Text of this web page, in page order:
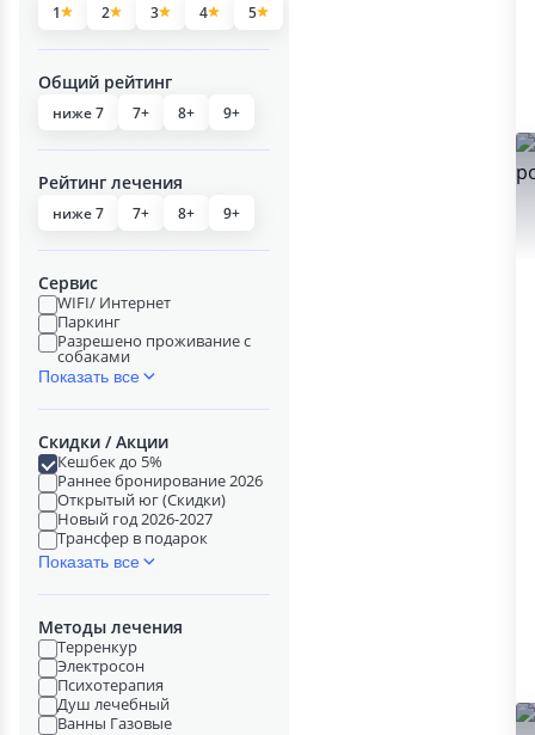
1 2 3 4 5
Общий рейтинг
ниже 7 7+ 8+ 9+
Рейтинг лечения
ниже 7 7+ 8+ 9+
Сервис
WIFI/ Интернет
Паркинг
Разрешено проживание с
собаками
Показать все
Скидки / Акции
Кешбек до 5%
Раннее бронирование 2026
Открытый юг (Скидки)
Новый год 2026-2027
Трансфер в подарок
Показать все
Методы лечения
Терренкур
Электросон
Психотерапия
Душ лечебный
Ванны Газовые